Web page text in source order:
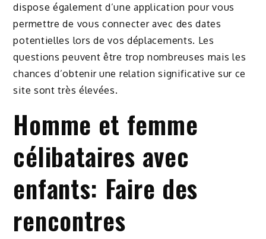
dispose également d’une application pour vous
permettre de vous connecter avec des dates
potentielles lors de vos déplacements. Les
questions peuvent être trop nombreuses mais les
chances d’obtenir une relation significative sur ce
site sont très élevées.
Homme et femme
célibataires avec
enfants: Faire des
rencontres